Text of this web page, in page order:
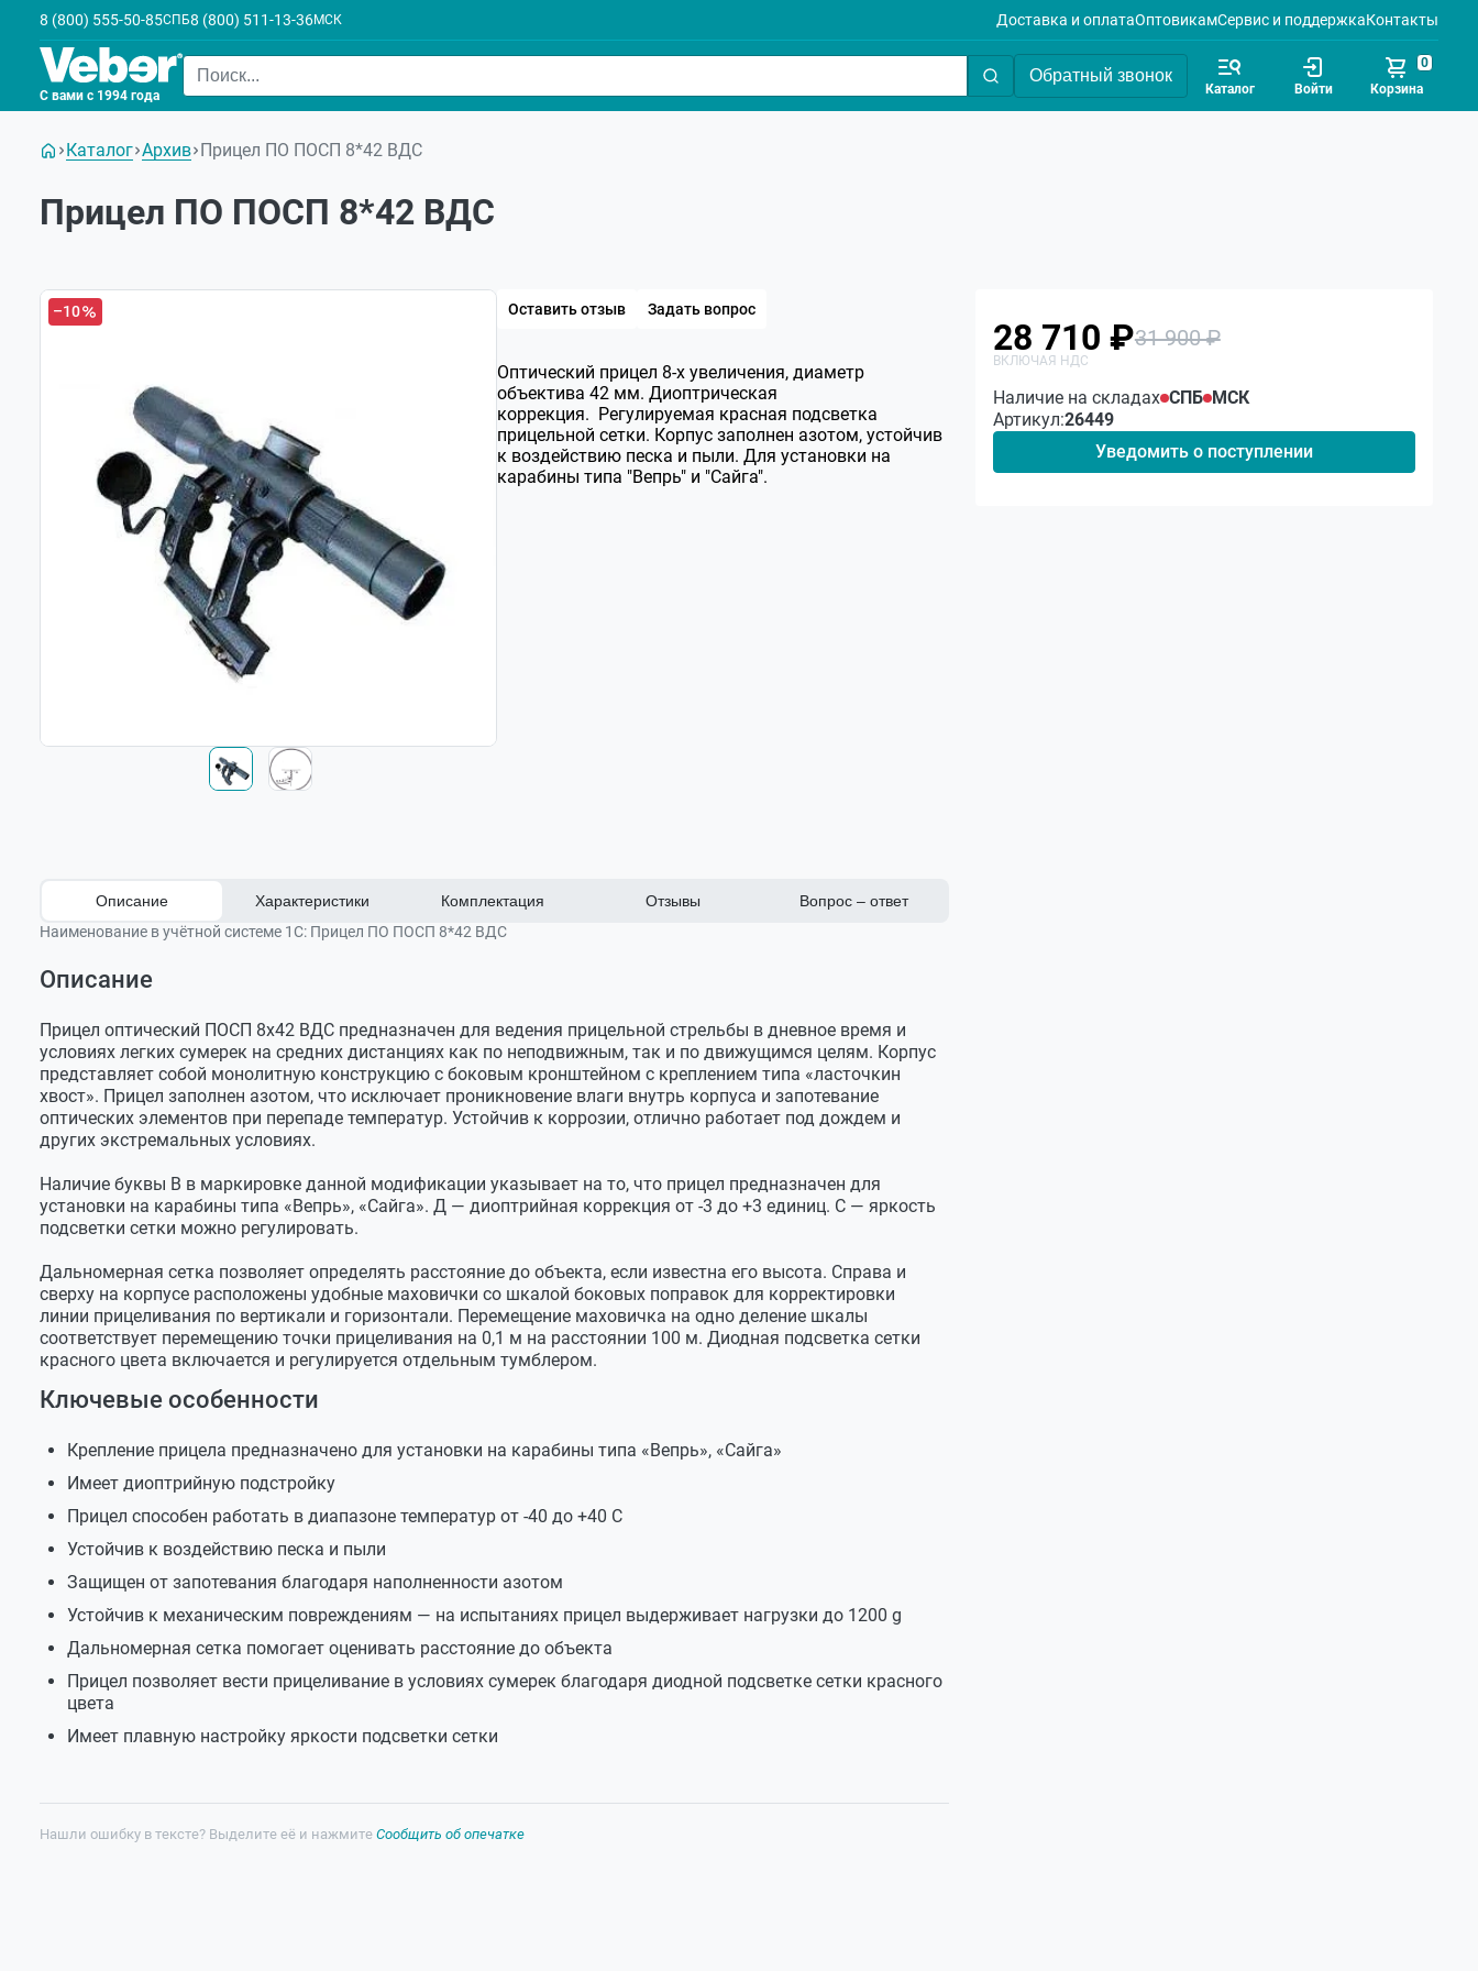
8 (800) 555-50-85СПБ8 (800) 511-13-36МСК Доставка и оплатаОптовикамСервис и поддержкаКонтакты
С вами с 1994 года
Обратный звонок
Каталог Войти Корзина
0
Каталог Архив Прицел ПО ПОСП 8*42 ВДС
Прицел ПО ПОСП 8*42 ВДС
–10 Оставить отзыв Задать вопрос
Оптический прицел 8-х увеличения, диаметр
объектива 42 мм. Диоптрическая
коррекция. Регулируемая красная подсветка
прицельной сетки. Корпус заполнен азотом, устойчив
к воздействию песка и пыли. Для установки на
карабины типа "Вепрь" и "Сайга".
Описание Характеристики Комплектация Отзывы
Вопрос – ответ
Наименование в учётной системе 1С: Прицел ПО ПОСП 8*42 ВДС
Описание
Прицел оптический ПОСП 8х42 ВДС предназначен для ведения прицельной стрельбы в дневное время и
условиях легких сумерек на средних дистанциях как по неподвижным, так и по движущимся целям. Корпус
представляет собой монолитную конструкцию с боковым кронштейном с креплением типа «ласточкин
хвост». Прицел заполнен азотом, что исключает проникновение влаги внутрь корпуса и запотевание
оптических элементов при перепаде температур. Устойчив к коррозии, отлично работает под дождем и
других экстремальных условиях.
Наличие буквы В в маркировке данной модификации указывает на то, что прицел предназначен для
установки на карабины типа «Вепрь», «Сайга». Д — диоптрийная коррекция от -3 до +3 единиц. С — яркость
подсветки сетки можно регулировать.
Дальномерная сетка позволяет определять расстояние до объекта, если известна его высота. Справа и
сверху на корпусе расположены удобные маховички со шкалой боковых поправок для корректировки
линии прицеливания по вертикали и горизонтали. Перемещение маховичка на одно деление шкалы
соответствует перемещению точки прицеливания на 0,1 м на расстоянии 100 м. Диодная подсветка сетки
красного цвета включается и регулируется отдельным тумблером.
Ключевые особенности
Крепление прицела предназначено для установки на карабины типа «Вепрь», «Сайга»
Имеет диоптрийную подстройку
Прицел способен работать в диапазоне температур от -40 до +40 С
Устойчив к воздействию песка и пыли
Защищен от запотевания благодаря наполненности азотом
Устойчив к механическим повреждениям — на испытаниях прицел выдерживает нагрузки до 1200 g
Дальномерная сетка помогает оценивать расстояние до объекта
Прицел позволяет вести прицеливание в условиях сумерек благодаря диодной подсветке сетки красного
цвета
Имеет плавную настройку яркости подсветки сетки
Видимое
Угловое поле
зрения
2,8 град.
Удаление
выходного
75 мм
диаметр
объектива
Диаметр
зрачка
4,7 мм
Напряжение
питания
3 В
Источник
AG13x2 (2х1,5В)
Прицел оптический ПОСП 8х42 ВДС
Наглазник
Крышки окуляра и объектива
Ключ
Футляр
Салфетка
Инструкция по эксплуатации
Гарантийный талон
Оставить отзыв
Задать вопрос
Нашли ошибку в тексте? Выделите её и нажмите Сообщить об опечатке
28 710 ₽31 900 ₽
Наличие на складах СПБ МСК
Артикул:26449
Уведомить о поступлении